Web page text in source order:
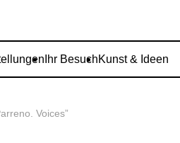
Ihr BesuchKunst & Ideen
Voices”